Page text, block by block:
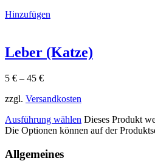
Hinzufügen
Leber (Katze)
5 € – 45 €
zzgl. Versandkosten
Ausführung wählen Dieses Produkt
Die Optionen können auf der
Allgemeines